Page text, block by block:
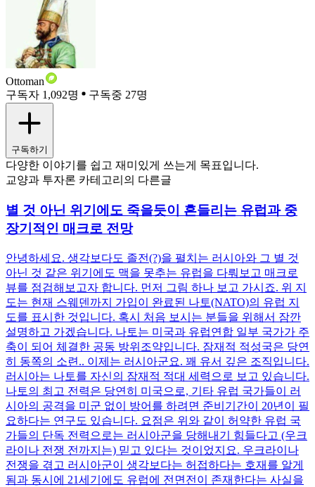
Ottoman
구독자 1,092명
구독중 27명
구독하기
다양한 이야기를 쉽고 재미있게 쓰는게 목표입니다.
교양과 투자론 카테고리의 다른글
별 것 아닌 위기에도 죽을듯이 흔들리는 유럽과 중
장기적인 매크로 전망
안녕하세요. 생각보다도 졸전(?)을 펼치는 러시아와 그 별 것
아닌 것 같은 위기에도 맥을 못추는 유럽을 다뤄보고 매크로
뷰를 점검해보고자 합니다. 먼저 그림 하나 보고 가시죠. 위 지
도는 현재 스웨덴까지 가입이 완료된 나토(NATO)의 유럽 지
도를 표시한 것입니다. 혹시 처음 보시는 분들을 위해서 잠깐
설명하고 가겠습니다. 나토는 미국과 유럽연합 일부 국가가 주
축이 되어 체결한 공동 방위조약입니다. 잠재적 적성국은 당연
히 동쪽의 소련.. 이제는 러시아군요. 꽤 유서 깊은 조직입니다.
러시아는 나토를 자신의 잠재적 적대 세력으로 보고 있습니다.
나토의 최고 전력은 당연히 미국으로, 기타 유럽 국가들이 러
시아의 공격을 미군 없이 방어를 하려면 준비기간이 20년이 필
요하다는 연구도 있습니다. 요점은 위와 같이 허약한 유럽 국
가들의 단독 전력으로는 러시아군을 당해내기 힘들다고 (우크
라이나 전쟁 전까지는) 믿고 있다는 것이었지요. 우크라이나
전쟁을 겪고 러시아군이 생각보다는 허접하다는 호재를 알게
됨과 동시에 21세기에도 유럽에 전면전이 존재한다는 사실을